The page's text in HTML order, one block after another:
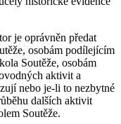
je oprávněn předat
osobám podílejícím
Soutěže, osobám
aktivit a
nebo je-li to nezbytné
dalších aktivit
Soutěže.